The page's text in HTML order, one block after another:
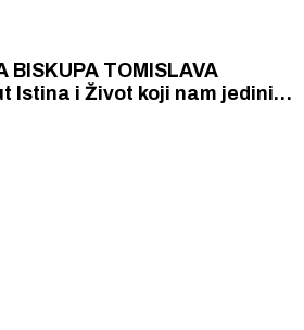
BISKUPA TOMISLAVA
Istina i Život koji nam jedini